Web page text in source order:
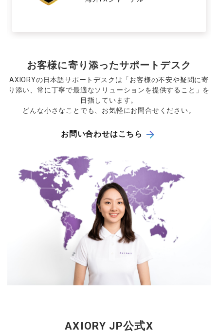
海外FXジャーナル
お客様に寄り添ったサポートデスク
AXIORYの日本語サポートデスクは「お客様の不安や疑問に寄
り添い、常に丁寧で最適なソリューションを提供すること」を
目指しています。
どんな小さなことでも、お気軽にお問合せください。
お問い合わせはこちら
AXIORY JP公式X